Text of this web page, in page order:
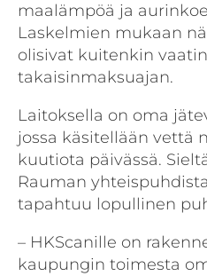
maalämpöä ja
Laskelmien mukaan
olisivat kuitenkin
takaisinmaksuajan.
Laitoksella on oma
jossa käsitellään vettä
kuutiota päivässä.
Rauman
tapahtuu lopullinen
– HKScanille on
kaupungin toimesta